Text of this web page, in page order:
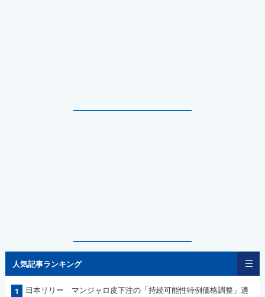
人気記事ランキング
1
日本リリー マンジャロ皮下注の「持続可能性特例価格調整」適